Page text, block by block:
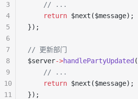
    // ...
    return
$next($message);
});
// 更新部门
$server->handlePartyUpdated (
    // ...
    return
$next($message);
});
3
4
5
6
7
8
9
10
11